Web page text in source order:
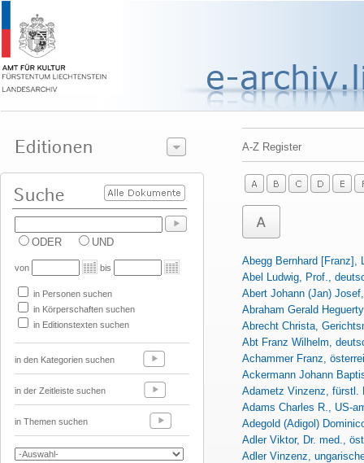
ODER UND
von bis
in Personen suchen
in Körperschaften suchen
in Editionstexten suchen
in den Kategorien suchen
in der Zeitleiste suchen
in Themen suchen
A-Z Register
Abegg Bernhard [Franz],
Abel Ludwig, Prof.,
Abert Johann (Jan)
Abraham Gerald
Abrecht Christa,
Abt Franz Wilhelm,
Achammer Franz,
Ackermann Johann
Adametz Vinzenz, fürstl.
Adams Charles R., US-
Adegold (Adigol)
Adler Viktor, Dr. med.,
Adler Vinzenz,